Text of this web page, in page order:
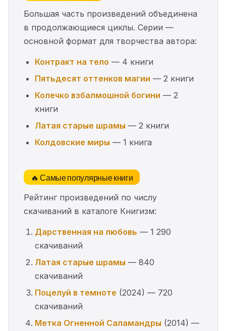
Большая часть произведений объединена
в продолжающиеся циклы. Серии —
основной формат для творчества автора:
Контракт на тело — 4 книги
Пятьдесят оттенков магии — 2 книги
Колечко взбалмошной богини — 2
книги
Латая старые шрамы — 2 книги
Колдовские миры — 1 книга
🔥 Самые популярные книги
Рейтинг произведений по числу
скачиваний в каталоге Книгизм:
Дарственная на любовь — 1 290
скачиваний
Латая старые шрамы — 840
скачиваний
Поцелуй в темноте (2024) — 720
скачиваний
Метка Огненной Саламандры (2014) —